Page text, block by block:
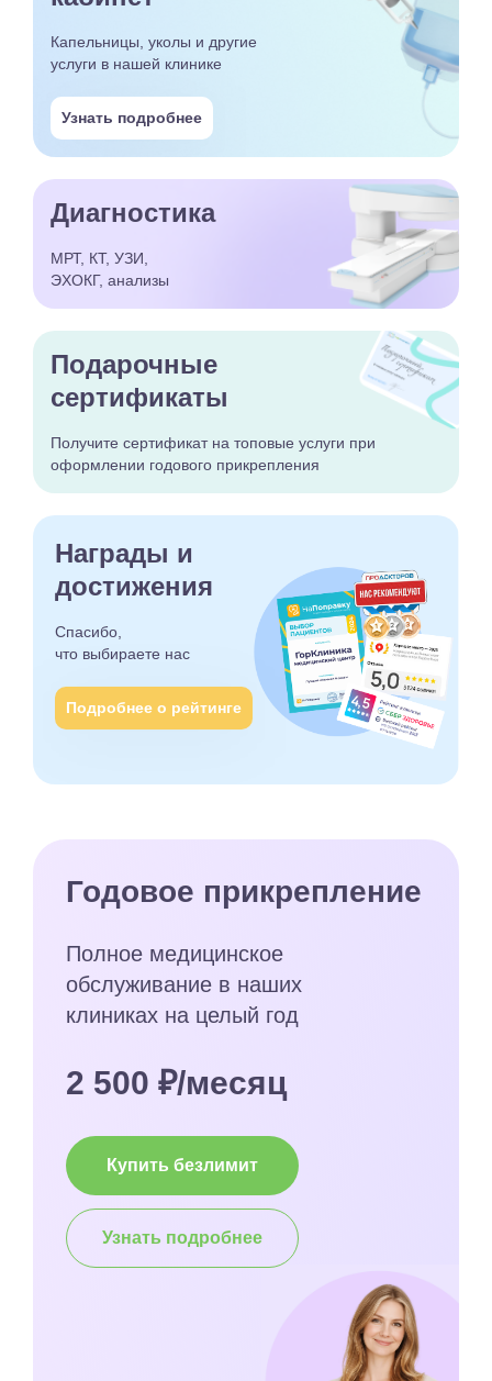
Капельницы, уколы и другие
услуги в нашей клинике
Узнать подробнее
Диагностика
МРТ, КТ, УЗИ,
ЭХОКГ, анализы
Подарочные
сертификаты
Получите сертификатна топовые услуги при
оформлении годового прикрепления
Награды и
достижения
Спасибо,
что выбираете нас
Подробнее о рейтинге
Годовое прикрепление
Полное медицинское
обслуживание в наших
клиниках на целый год
2 500 ₽/месяц
Купить безлимит
Узнать подробнее